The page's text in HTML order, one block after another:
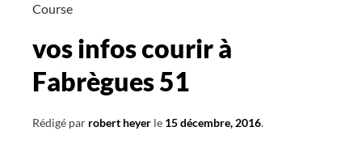
Course
vos infos courir à
Fabrègues 51
Rédigé par robert heyer le 15 décembre, 2016.